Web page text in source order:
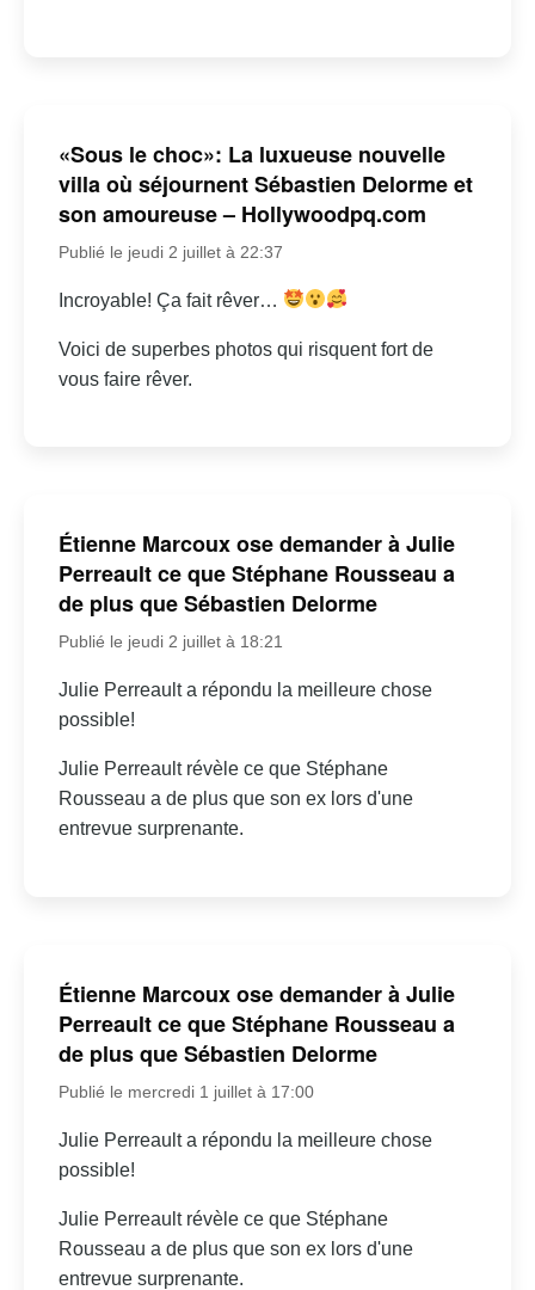
«Sous le choc»: La luxueuse nouvelle
villa où séjournent Sébastien Delorme et
son amoureuse – Hollywoodpq.com
Publié le jeudi 2 juillet à 22:37
Incroyable! Ça fait rêver…
Voici de superbes photos qui risquent fort de
vous faire rêver.
Étienne Marcoux ose demander à Julie
Perreault ce que Stéphane Rousseau a
de plus que Sébastien Delorme
Publié le jeudi 2 juillet à 18:21
Julie Perreault a répondu la meilleure chose
possible!
Julie Perreault révèle ce que Stéphane
Rousseau a de plus que son ex lors d'une
entrevue surprenante.
Étienne Marcoux ose demander à Julie
Perreault ce que Stéphane Rousseau a
de plus que Sébastien Delorme
Publié le mercredi 1 juillet à 17:00
Julie Perreault a répondu la meilleure chose
possible!
Julie Perreault révèle ce que Stéphane
Rousseau a de plus que son ex lors d'une
entrevue surprenante.